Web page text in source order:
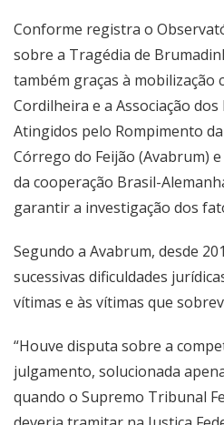
Conforme registra o
sobre a Tragédia de
também graças à
Cordilheira e a Associação
Atingidos pelo Rompimento
Córrego do Feijão (Avabrum)
da cooperação Brasil-
garantir a investigação dos
Segundo a Avabrum, desde
sucessivas dificuldades
vítimas e às vítimas que
“Houve disputa sobre a
julgamento, solucionada
quando o Supremo Tribunal